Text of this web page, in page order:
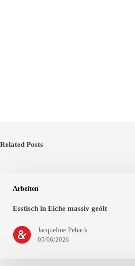
Related Posts
Arbeiten
Esstisch in Eiche massiv geölt
Jacqueline Pehack
05/06/2026